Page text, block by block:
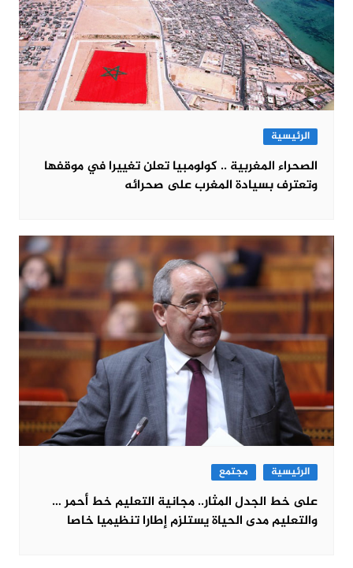
الرئيسية
الصحراء المغربية .. كولومبيا تعلن تغييرا في موقفها
وتعترف بسيادة المغرب على صحرائه
الرئيسية مجتمع
على خط الجدل المثار.. مجانية التعليم خط أحمر …
والتعليم مدى الحياة يستلزم إطارا تنظيميا خاصا